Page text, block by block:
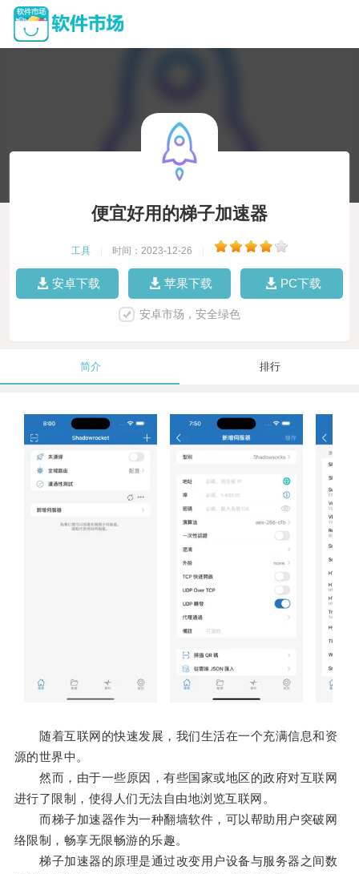
便宜好用的梯子加速器
工具 时间：2023-12-26
安卓下载 苹果下载 PC下载
安卓市场，安全绿色
简介 排行
随着互联网的快速发展，我们生活在一个充满信息和资
源的世界中。
然而，由于一些原因，有些国家或地区的政府对互联网
进行了限制，使得人们无法自由地浏览互联网。
而梯子加速器作为一种翻墙软件，可以帮助用户突破网
络限制，畅享无限畅游的乐趣。
梯子加速器的原理是通过改变用户设备与服务器之间数